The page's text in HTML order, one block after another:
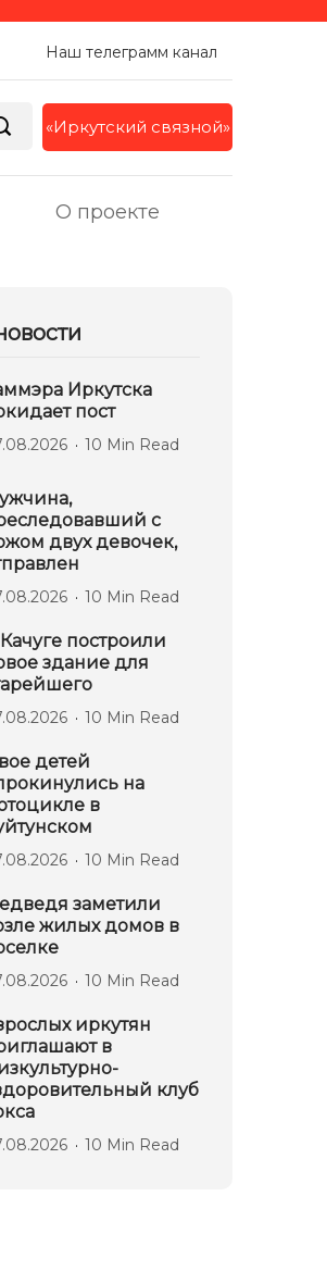
Наш телеграмм канал
«Иркутский связной»
О проекте
Иркутска
пост
10 Min Read
с
двух девочек,
10 Min Read
построили
здание для
10 Min Read
детей
на
в
10 Min Read
заметили
жилых домов в
10 Min Read
иркутян
в
клуб
10 Min Read